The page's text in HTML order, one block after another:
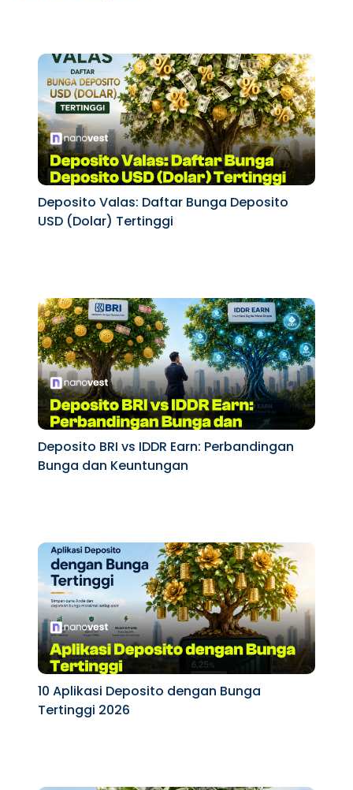
Deposito Valas: Daftar Bunga Deposito
USD (Dolar) Tertinggi
Deposito BRI vs IDDR Earn: Perbandingan
Bunga dan Keuntungan
10 Aplikasi Deposito dengan Bunga
Tertinggi 2026